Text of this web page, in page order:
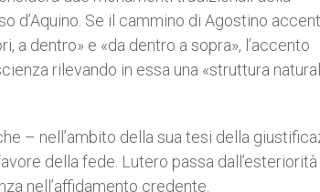
d’Aquino. Se il cammino di Agostino
a dentro» e «da dentro a sopra», l’accento
rilevando in essa una «struttura
– nell’ambito della sua tesi della
della fede. Lutero passa dall’esteriorità
nell’affidamento credente.